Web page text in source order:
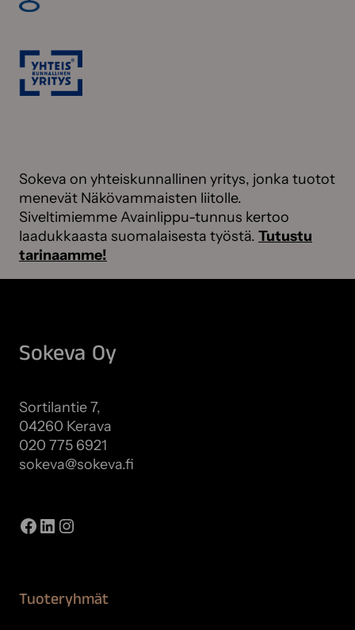
Sokeva on yhteiskunnallinen yritys, jonka tuotot
menevät Näkövammaisten liitolle.
Siveltimiemme Avainlippu-tunnus kertoo
laadukkaasta suomalaisesta työstä. Tutustu
tarinaamme!
Sokeva Oy
Sortilantie 7,
04260 Kerava
020 775 6921
sokeva@sokeva.fi
Facebook
LinkedIn
Instagram
Tuoteryhmät